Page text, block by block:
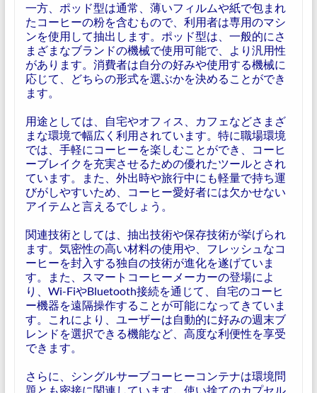
一方、ポッド型は通常、薄いフィルムや紙で包まれ
たコーヒーの粉を含むもので、利用者は専用のマシ
ンを使用して抽出します。ポッド型は、一般的にさ
まざまなブランドの機械で使用可能で、より汎用性
があります。消費者は自分の好みや使用する機械に
応じて、どちらの形式を選ぶかを決めることができ
ます。
用途としては、自宅やオフィス、カフェなどさまざ
まな環境で幅広く利用されています。特に職場環境
では、手軽にコーヒーを楽しむことができ、コーヒ
ーブレイクを充実させるための優れたツールとされ
ています。また、外出時や旅行中にも軽量で持ち運
びがしやすいため、コーヒー愛好者には欠かせない
アイテムと言えるでしょう。
関連技術としては、抽出技術や保存技術が挙げられ
ます。気密性の高い材料の使用や、フレッシュなコ
ーヒーを封入する独自の技術が進化を遂げていま
す。また、スマートコーヒーメーカーの登場によ
り、Wi-FiやBluetooth接続を通じて、自宅のコーヒ
ー機器を遠隔操作することが可能になってきていま
す。これにより、ユーザーは自動的に好みの週末ブ
レンドを選択できる機能など、高度な利便性を享受
できます。
さらに、シングルサーブコーヒーコンテナは環境問
題とも密接に関連しています。使い捨てのカプセル